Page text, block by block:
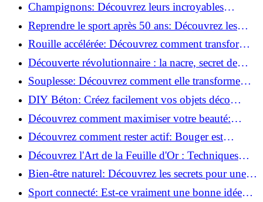
Champignons: Découvrez leurs incroyables
pouvoirs antioxydants!
Reprendre le sport après 50 ans: Découvrez les
meilleures méthodes!
Rouille accélérée: Découvrez comment transformer
la corrosion en déco tendance!
Découverte révolutionnaire : la nacre, secret de
régénération inouï !
Souplesse: Découvrez comment elle transforme
votre performance sportive!
DIY Béton: Créez facilement vos objets déco
tendance!
Découvrez comment maximiser votre beauté:
Astuces et secrets révélés!
Découvrez comment rester actif: Bouger est
toujours possible!
Découvrez l'Art de la Feuille d'Or : Techniques
Incontournables pour Réussir!
Bien-être naturel: Découvrez les secrets pour une
vie saine!
Sport connecté: Est-ce vraiment une bonne idée